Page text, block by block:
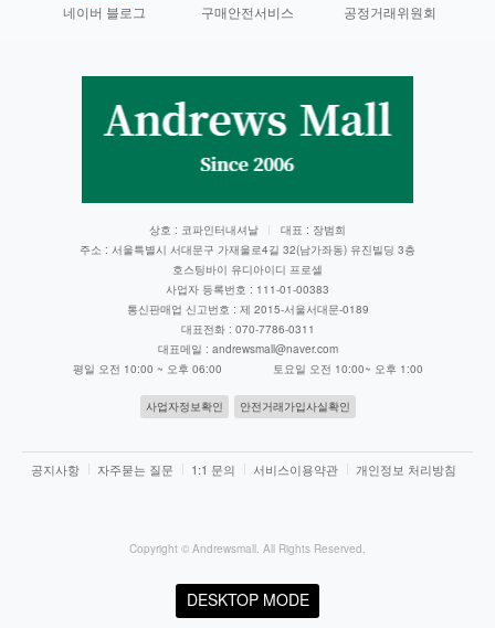
네이버 블로그 구매안전서비스 공정거래위원회
상호 : 코파인터내셔날
대표 : 장범희
주소 : 서울특별시 서대문구 가재울로4길 32(남가좌동) 유진빌딩 3층
호스팅바이 유디아이디 프로셀
사업자 등록번호 : 111-01-00383
통신판매업 신고번호 : 제 2015-서울서대문-0189
대표전화 : 070-7786-0311
대표메일 : andrewsmall@naver.com
평일 오전 10:00 ~ 오후 06:00 토요일 오전 10:00~ 오후 1:00
사업자정보확인 안전거래가입사실확인
공지사항 자주묻는 질문 1:1 문의 서비스이용약관 개인정보 처리방침
Copyright © Andrewsmall. All Rights Reserved.
DESKTOP MODE